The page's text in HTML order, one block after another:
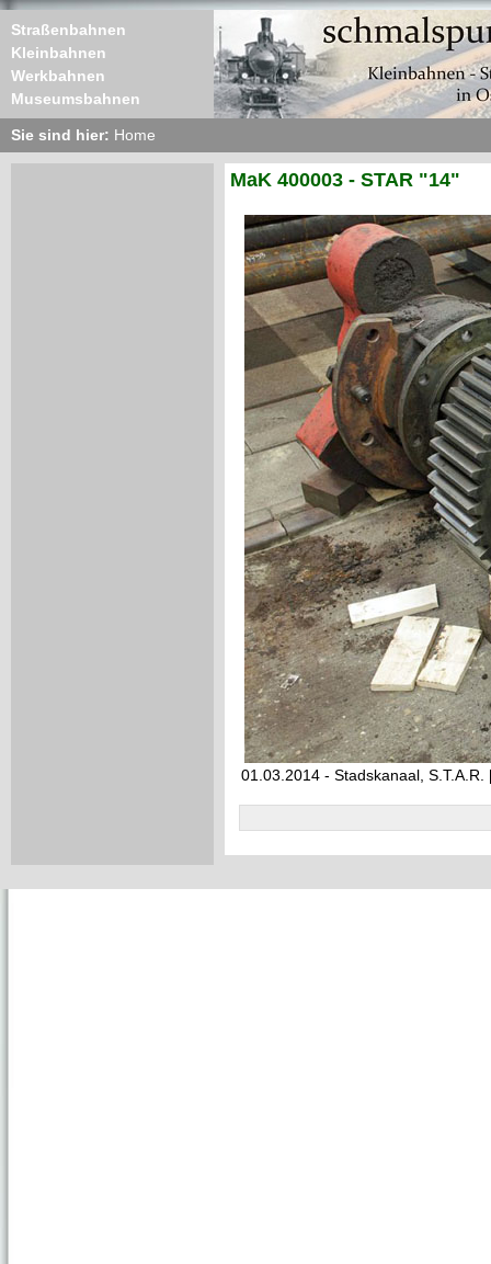
Straßenbahnen
Kleinbahnen
Werkbahnen
Museumsbahnen
Sie sind hier: Home
MaK 400003 - STAR "14"
01.03.2014 - Stadskanaal, S.T.A.R.